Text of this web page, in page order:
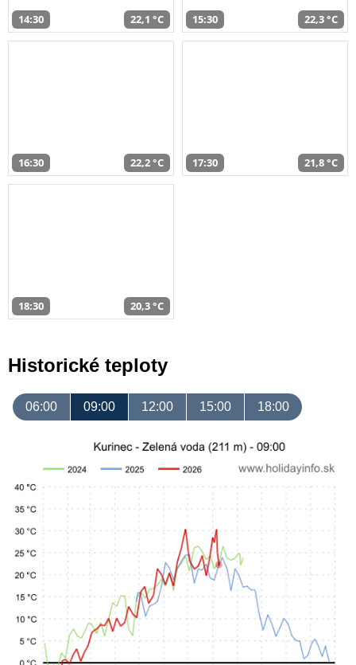
14:30 22,1 °C 15:30 22,3 °C
16:30 22,2 °C 17:30 21,8 °C
18:30 20,3 °C
Historické teploty
06:00 09:00 12:00 15:00 18:00